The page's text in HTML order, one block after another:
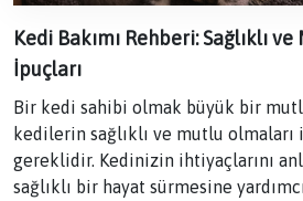
Kedi Bakımı Rehberi: Sağlıklı
İpuçları
Bir kedi sahibi olmak büyük bir
kedilerin sağlıklı ve mutlu olmaları
gereklidir. Kedinizin ihtiyaçlarını
sağlıklı bir hayat sürmesine